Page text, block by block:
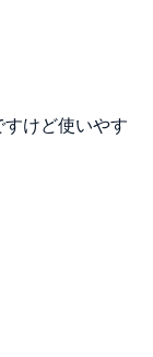
けど使いやす